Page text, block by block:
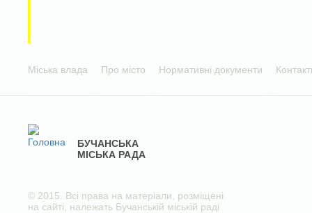
Міська влада Про місто Нормативні документи
БУЧАНСЬКА
МІСЬКА РАДА
© 2015. Всі права на матеріали, розміщені
на сайті, належать Бучанській міській раді